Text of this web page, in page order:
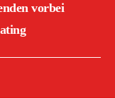
vorbei